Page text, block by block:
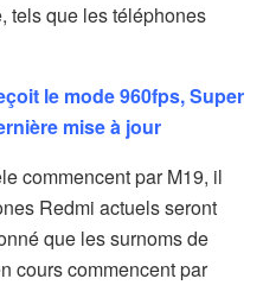
tels que les téléphones
le mode 960fps, Super
mise à jour
commencent par M19, il
Redmi actuels seront
que les surnoms de
cours commencent par